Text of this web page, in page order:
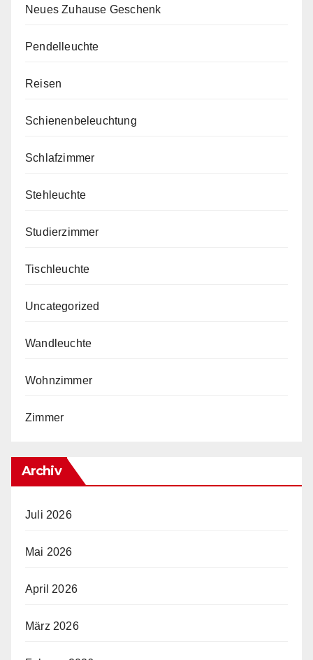
Neues Zuhause Geschenk
Pendelleuchte
Reisen
Schienenbeleuchtung
Schlafzimmer
Stehleuchte
Studierzimmer
Tischleuchte
Uncategorized
Wandleuchte
Wohnzimmer
Zimmer
Archiv
Juli 2026
Mai 2026
April 2026
März 2026